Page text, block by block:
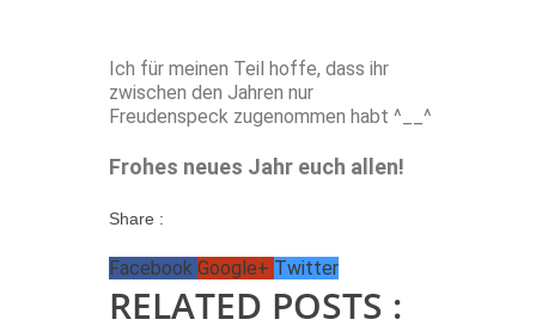
Ich für meinen Teil hoffe, dass ihr
zwischen den Jahren nur
Freudenspeck zugenommen habt ^__^
Frohes neues Jahr euch allen!
Share :
Facebook Google+ Twitter
RELATED POSTS :